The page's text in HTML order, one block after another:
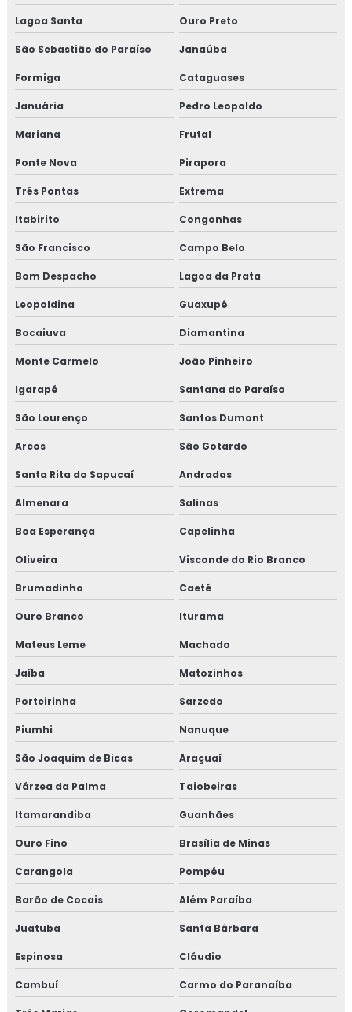
Curso de auditor iso 9001
Curso de boas práticas de fabricação
Curso de bpf
Curso de bpf para indústria de alimentos
Curso fssc
Curso fssc 22000 online
Curso gerenciamento de resíduos
Curso de gerenciamento de resíduos sólidos
Curso de gestão de resíduos
Curso de gestão de resíduos sólidos
Curso gmp para transportadoras
Curso de rotulagem nutricional
Curso de rotulagem nutricional online
Empresa de consultoria para empresa alimentícia
Empresa de consultoria gmp
Empresa de consultoria para setor alimentício
Empresa de consultoria para setor de alimentos
Empresa de curso gmp
Empresa de treinamento para empresa alimentícia
Empresa de treinamento para setor alimentício
Empresa de treinamento para setor de alimentos
Gmp para transporte de cargas
Treinamento em adequação para acreditação na iso
17025
Treinamento em análise crítica de laudos de calibração
Treinamento em análise e diagnóstico de cultura
organizacional
Lagoa Santa Ouro Preto
São Sebastião do Paraíso Janaúba
Formiga Cataguases
Januária Pedro Leopoldo
Mariana Frutal
Ponte Nova Pirapora
Três Pontas Extrema
Itabirito Congonhas
São Francisco Campo Belo
Bom Despacho Lagoa da Prata
Leopoldina Guaxupé
Bocaiuva Diamantina
Monte Carmelo João Pinheiro
Igarapé Santana do Paraíso
São Lourenço Santos Dumont
Arcos São Gotardo
Santa Rita do Sapucaí Andradas
Almenara Salinas
Boa Esperança Capelinha
Oliveira Visconde do Rio Branco
Brumadinho Caeté
Ouro Branco Iturama
Mateus Leme Machado
Jaíba Matozinhos
Porteirinha Sarzedo
Piumhi Nanuque
São Joaquim de Bicas Araçuaí
Várzea da Palma Taiobeiras
Itamarandiba Guanhães
Ouro Fino Brasília de Minas
Carangola Pompéu
Barão de Cocais Além Paraíba
Juatuba Santa Bárbara
Espinosa Cláudio
Cambuí Carmo do Paranaíba